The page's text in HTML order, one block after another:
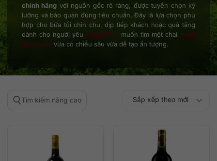
chính hãng với nguồn gốc rõ ràng, được tuyển chọn kỹ
lưỡng và bảo quản đúng tiêu chuẩn. Đây là lựa chọn phù
hợp cho bữa tối chỉn chu, dịp tiếp khách hoặc quà tặng
dành cho người yêu vang Pháp muốn tìm một chai vang
Bordeaux vừa có chiều sâu vừa dễ tạo ấn tượng.
Tìm kiếm nâng cao Sắp xếp theo
độ phổ biến
Sắp xếp theo mới
thấp đến cao
cao đến thấp